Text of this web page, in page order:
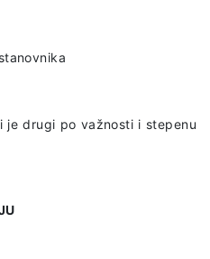
je drugi po važnosti i stepenu